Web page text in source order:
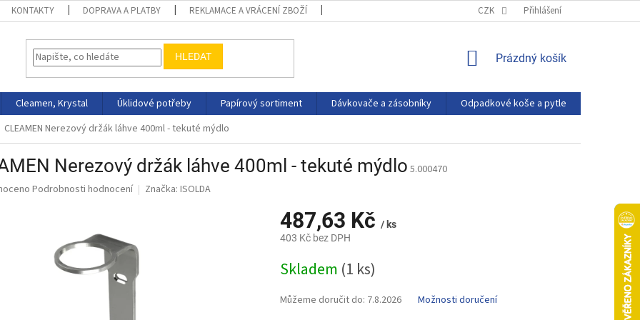
KONTAKTY DOPRAVA A PLATBY REKLAMACE A VRÁCENÍ ZBOŽÍ PODMÍNKY OCHRANY OSOBNÍCH ÚDAJŮ
CZK Přihlášení
HLEDAT
NÁKUPNÍ
Prázdný košík
Cleamen, Krystal Úklidové potřeby Papírový sortiment Dávkovače a zásobníky Odpadkové koše a pytle
CLEAMEN Nerezový držák láhve 400ml - tekuté mýdlo
Nerezový držák láhve 400ml - tekuté mýdlo 5.000470
Podrobnosti hodnocení Značka: ISOLDA
487,63 Kč / ks
403 Kč bez DPH
cena:
Skladem (1 ks)
Můžeme doručit do: 7.8.2026 Možnosti doručení